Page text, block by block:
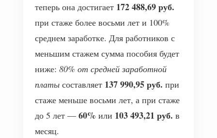
теперь она достигает 172 488,69 руб.
при стаже более восьми лет и 100%
среднем заработке. Для работников с
меньшим стажем сумма пособия будет
ниже: 80% от средней заработной
платы составляет 137 990,95 руб. при
стаже меньше восьми лет, а при стаже
до 5 лет — 60% или 103 493,21 руб. в
месяц.